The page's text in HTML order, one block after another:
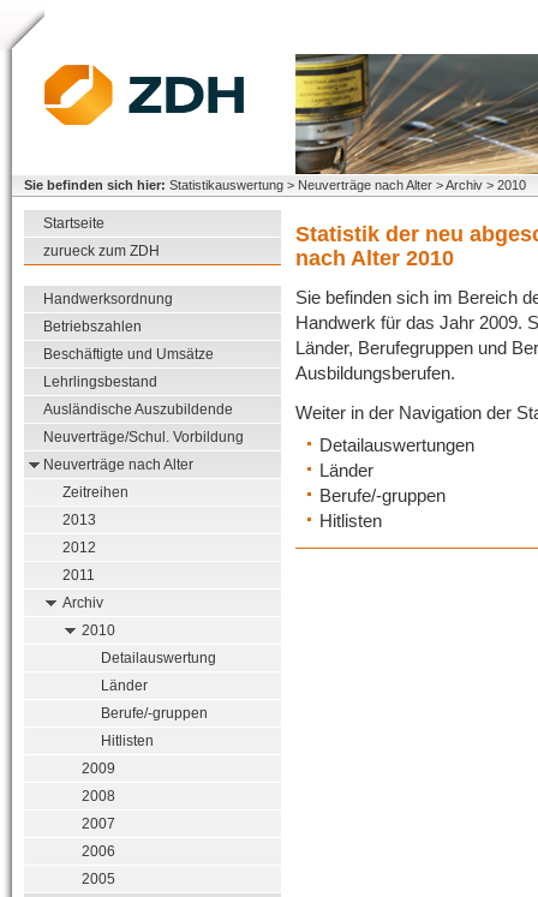
Sie befinden sich hier: Statistikauswertung > Neuverträge nach Alter > Archiv > 2010
Statistik der neu
nach Alter 2010
Sie befinden sich im Bereich
Handwerk für das Jahr 2009.
Länder, Berufegruppen und
Ausbildungsberufen.
Weiter in der Navigation der
Detailauswertungen
Länder
Berufe/-gruppen
Hitlisten
Startseite
zurueck zum ZDH
Handwerksordnung
Betriebszahlen
Beschäftigte und Umsätze
Lehrlingsbestand
Ausländische Auszubildende
Neuverträge/Schul. Vorbildung
Neuverträge nach Alter
Zeitreihen
2013
2012
2011
Archiv
2010
Detailauswertung
Länder
Berufe/-gruppen
Hitlisten
2009
2008
2007
2006
2005